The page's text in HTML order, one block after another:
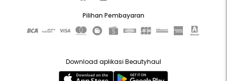
Pilihan Pembayaran
Download aplikasi Beautyhaul